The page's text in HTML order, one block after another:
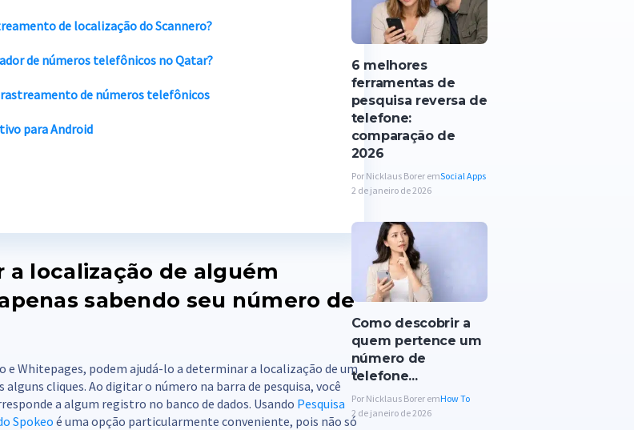
de localização do Scannero?
de números telefônicos no Qatar?
de números telefônicos
para Android
a localização de alguém
sabendo seu número de
Whitepages, podem ajudá-lo a determinar a localização de um
cliques. Ao digitar o número na barra de pesquisa, você
a algum registro no banco de dados. Usando Pesquisa
Spokeoé uma opção particularmente conveniente, pois não só
6 melhores
ferramentas de
pesquisa reversa de
telefone:
comparação de
2026
Por Nicklaus Borer emSocial Apps
2 de janeiro de 2026
Como descobrir a
quem pertence um
número de
telefone...
Por Nicklaus Borer emHow To
2 de janeiro de 2026